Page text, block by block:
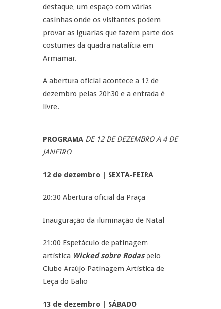
destaque, um espaço com várias
casinhas onde os visitantes podem
provar as iguarias que fazem parte dos
costumes da quadra natalícia em
Armamar.
A abertura oficial acontece a 12 de
dezembro pelas 20h30 e a entrada é
livre.
PROGRAMA DE 12 DE DEZEMBRO A 4 DE
JANEIRO
12 de dezembro | SEXTA-FEIRA
20:30 Abertura oficial da Praça
Inauguração da iluminação de Natal
21:00 Espetáculo de patinagem
artística Wicked sobre Rodaspelo
Clube Araújo Patinagem Artística de
Leça do Balio
13 de dezembro | SÁBADO